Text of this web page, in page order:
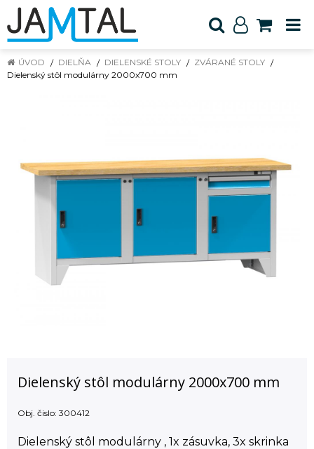
ÚVOD DIELŇA DIELENSKÉ STOLY
ZVÁRANÉ STOLY
Dielenský stôl modulárny 2000x700 mm
Dielenský stôl modulárny 2000x700 mm
Obj. čislo: 300412
Dielenský stôl modulárny , 1x zásuvka, 3x skrinka